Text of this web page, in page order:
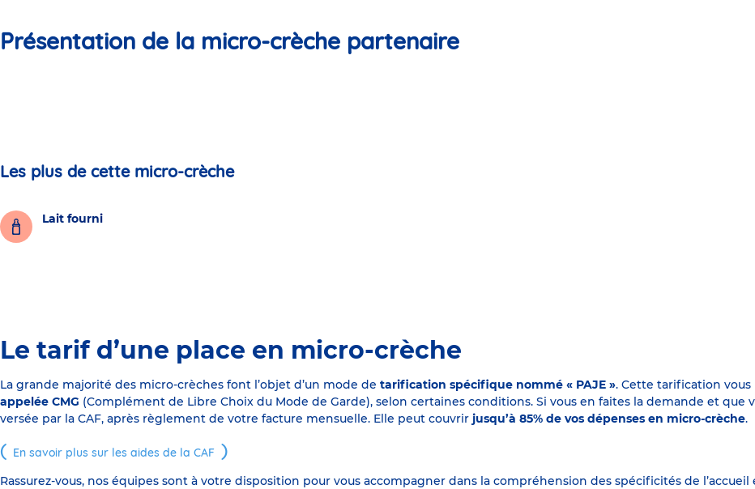
Présentation de la micro-crèche partenaire
Les plus de cette micro-crèche
Lait fourni
Le tarif d’une place en micro-crèche
La grande majorité des micro-crèches font l’objet d’un mode de tarification spécifique nommé « PAJE ». Cette tarification
appelée CMG (Complément de Libre Choix du Mode de Garde), selon certaines conditions. Si vous en faites la demande et que
versée par la CAF, après règlement de votre facture mensuelle. Elle peut couvrir jusqu’à 85% de vos dépenses en micro-crèche.
En savoir plus sur les aides de la CAF
Rassurez-vous, nos équipes sont à votre disposition pour vous accompagner dans la compréhension des spécificités de